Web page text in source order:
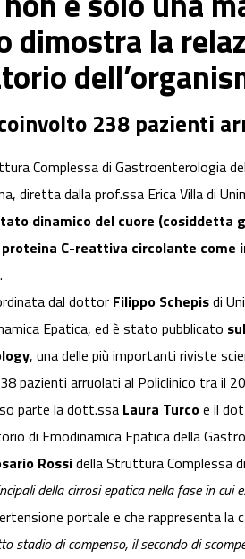
dimostra la
238 pazienti
Complessa di Gastroenterologia
diretta dalla prof.ssa Erica Villa di
dinamico del cuore (cosiddetta
C-reattiva circolante come
.
dal dottor Filippo Schepisdi
Epatica, ed è stato pubblicato
, una delle più importanti riviste
pazienti arruolati al Policlinico tra il
parte la dott.ssa Laura Turcoe il
di Emodinamica Epatica della
Rossidella Struttura Complessa
della cirrosi epatica nella fase in
portale e che rappresenta
stadio di compenso, il secondo di